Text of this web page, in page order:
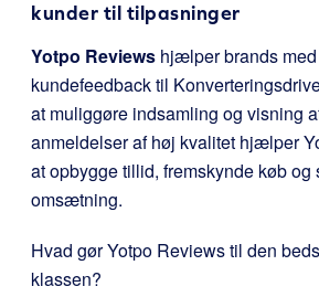
kunder til tilpasninger
Yotpo Reviews hjælper brands
kundefeedback til
at muliggøre indsamling og visning
anmeldelser af høj kvalitet hjælper
at opbygge tillid, fremskynde køb og
omsætning.
Hvad gør Yotpo Reviews til den
klassen?